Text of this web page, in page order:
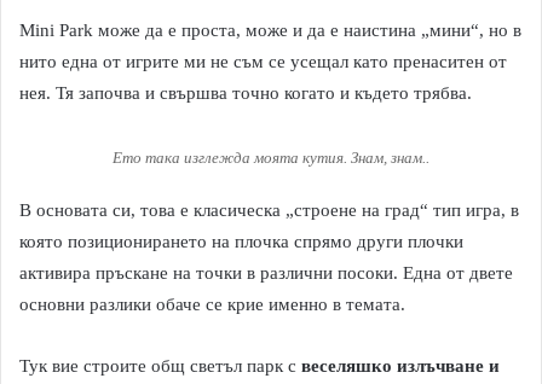
Mini Park може да е проста, може и да е наистина „мини“, но в
нито една от игрите ми не съм се усещал като пренаситен от
нея. Тя започва и свършва точно когато и където трябва.
Ето така изглежда моята кутия. Знам, знам..
В основата си, това е класическа „строене на град“ тип игра, в
която позиционирането на плочка спрямо други плочки
активира пръскане на точки в различни посоки. Една от двете
основни разлики обаче се крие именно в темата.
Тук вие строите общ светъл парк с веселяшко излъчване и